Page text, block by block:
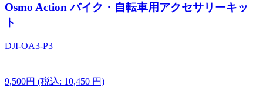
Osmo Action バイク・自転車用アクセサリーキッ
ト
DJI-OA3-P3
9,500円 (税込: 10,450 円)